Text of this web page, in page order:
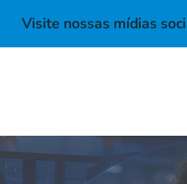
Visite nossas mídias